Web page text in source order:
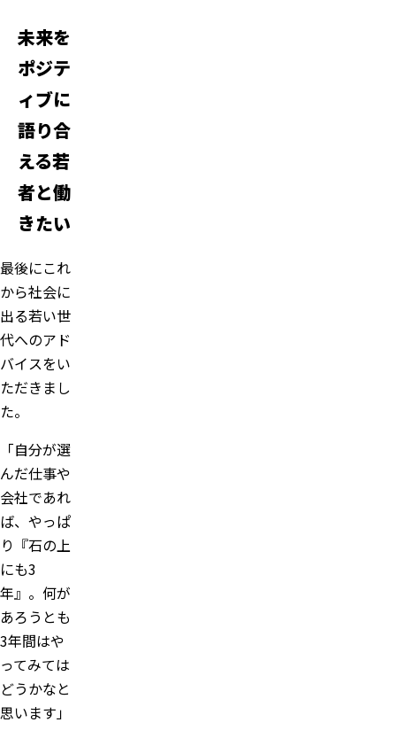
未来を
ポジテ
ィブに
語り合
える若
者と働
きたい
最後にこれ
から社会に
出る若い世
代へのアド
バイスをい
ただきまし
た。
「自分が選
んだ仕事や
会社であれ
ば、やっぱ
り『石の上
にも3
年』。何が
あろうとも
3年間はや
ってみては
どうかなと
思います」